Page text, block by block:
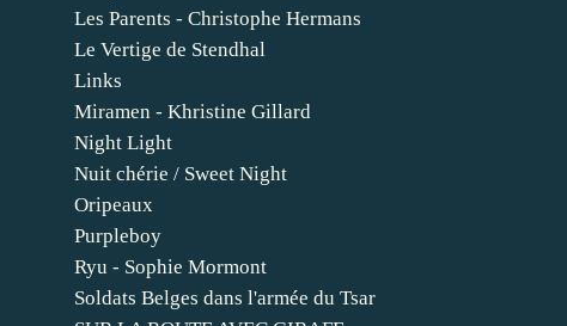
Les Parents - Christophe Hermans
Le Vertige de Stendhal
Links
Miramen - Khristine Gillard
Night Light
Nuit chérie / Sweet Night
Oripeaux
Purpleboy
Ryu - Sophie Mormont
Soldats Belges dans l'armée du Tsar